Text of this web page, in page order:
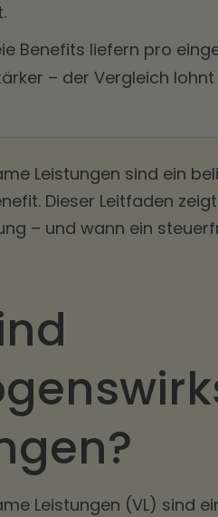
Benefits liefern pro
– der Vergleich lohnt
Leistungen sind ein
Dieser Leitfaden
– und wann ein
Leistungen (VL) sind